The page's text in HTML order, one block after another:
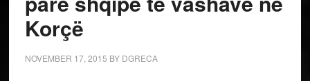
Korçë
NOVEMBER 17, 2015 BY DGRECA